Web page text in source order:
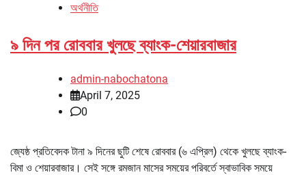
অর্থনীতি
৯ দিন পর রোববার খুলছে ব্যাংক-শেয়ারবাজার
admin-nabochatona
April 7, 2025
0
জ্যেষ্ঠ প্রতিবেদক টানা ৯ দিনের ছুটি শেষে রোববার (৬ এপ্রিল) থেকে খুলছে ব্যাংক-
বিমা ও শেয়ারবাজার। সেই সঙ্গে রমজান মাসের সময়ের পরিবর্তে স্বাভাবিক সময়ে